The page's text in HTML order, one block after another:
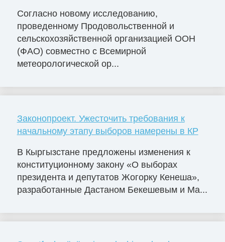
Согласно новому исследованию,
проведенному Продовольственной и
сельскохозяйственной организацией ООН
(ФАО) совместно с Всемирной
метеорологической ор...
Законопроект. Ужесточить требования к
начальному этапу выборов намерены в КР
В Кыргызстане предложены изменения к
конституционному закону «О выборах
президента и депутатов Жогорку Кенеша»,
разработанные Дастаном Бекешевым и Ма...